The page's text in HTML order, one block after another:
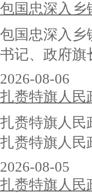
包国忠深入乡
包国忠深入乡
书记、政府旗
2026-08-06
扎赉特旗人民
扎赉特旗人民
扎赉特旗人民
2026-08-05
扎赉特旗人民